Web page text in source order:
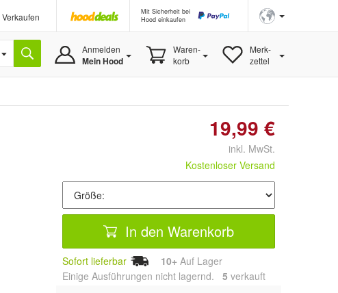
Verkaufen
Mit Sicherheit bei
Hood einkaufen
Anmelden
Mein Hood
Waren-
korb
Merk-
zettel
19,99 €
inkl. MwSt.
Kostenloser Versand
In den Warenkorb
Sofort lieferbar 10+ Auf Lager
Einige Ausführungen nicht lagernd. 5 verkauft